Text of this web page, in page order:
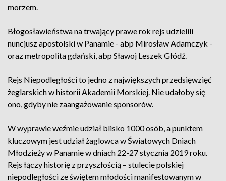
morzem.
Błogosławieństwa na trwający prawe rok rejs udzielili
nuncjusz apostolski w Panamie - abp Mirosław Adamczyk -
oraz metropolita gdański, abp Sławoj Leszek Głódź.
Rejs Niepodległości to jedno z największych przedsięwzięć
żeglarskich w historii Akademii Morskiej. Nie udałoby się
ono, gdyby nie zaangażowanie sponsorów.
W wyprawie weźmie udział blisko 1000 osób, a punktem
kluczowym jest udział żaglowca w Światowych Dniach
Młodzieży w Panamie w dniach 22-27 stycznia 2019 roku.
Rejs łączy historię z przyszłością – stulecie polskiej
niepodległości ze świętem młodości manifestowanym w